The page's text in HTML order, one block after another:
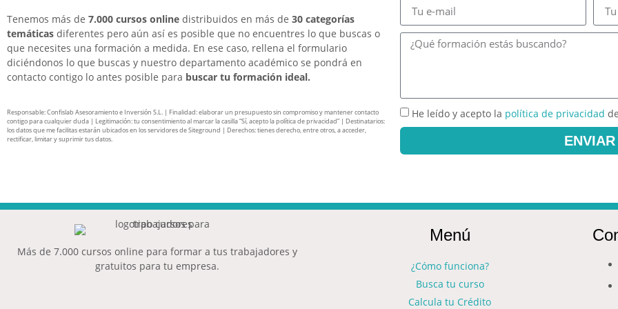
Tenemos más de 7.000 cursos online distribuidos en más de 30 categorías
temáticas diferentes pero aún así es posible que no encuentres lo que buscas o
que necesites una formación a medida. En ese caso, rellena el formulario
diciéndonos lo que buscas y nuestro departamento académico se pondrá en
contacto contigo lo antes posible para buscar tu formación ideal.
Responsable: Confislab Asesoramiento e Inversión S.L. | Finalidad: elaborar un presupuesto sin compromiso y mantener contacto
contigo para cualquier duda | Legitimación: tu consentimiento al marcar la casilla “Sí, acepto la política de privacidad” | Destinatarios:
los datos que me facilitas estarán ubicados en los servidores de Siteground | Derechos: tienes derecho, entre otros, a acceder,
rectificar, limitar y suprimir tus datos.
He leído y acepto la política de privacidad
ENVIAR
Más de 7.000 cursos online para formar a tus trabajadores y
gratuitos para tu empresa.
Menú
¿Cómo funciona?
Busca tu curso
Calcula tu Crédito